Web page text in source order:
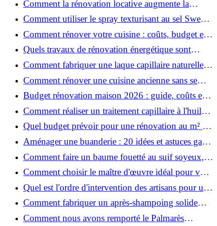
Comment la rénovation locative augmente la
rentabilité de votre parc immobilier ?
Comment utiliser le spray texturisant au sel Sweet
Salt pour des cheveux effet plage ?
Comment rénover votre cuisine : coûts, budget et
astuces bois ?
Quels travaux de rénovation énergétique sont
éligibles à MaPrimeRénov' ?
Comment fabriquer une laque capillaire naturelle
maison ?
Comment rénover une cuisine ancienne sans se
ruiner ?
Budget rénovation maison 2026 : guide, coûts et
astuces
Comment réaliser un traitement capillaire à l'huile
maison efficace ?
Quel budget prévoir pour une rénovation au m² en
2026 ?
Aménager une buanderie : 20 idées et astuces gain
de place pour un espace fonctionnel et stylé
Comment faire un baume fouetté au suif soyeux,
fait maison ?
Comment choisir le maître d'œuvre idéal pour vos
travaux de rénovation ?
Quel est l'ordre d'intervention des artisans pour une
rénovation ?
Comment fabriquer un après-shampoing solide
naturel pour cheveux ?
Comment nous avons remporté le Palmarès